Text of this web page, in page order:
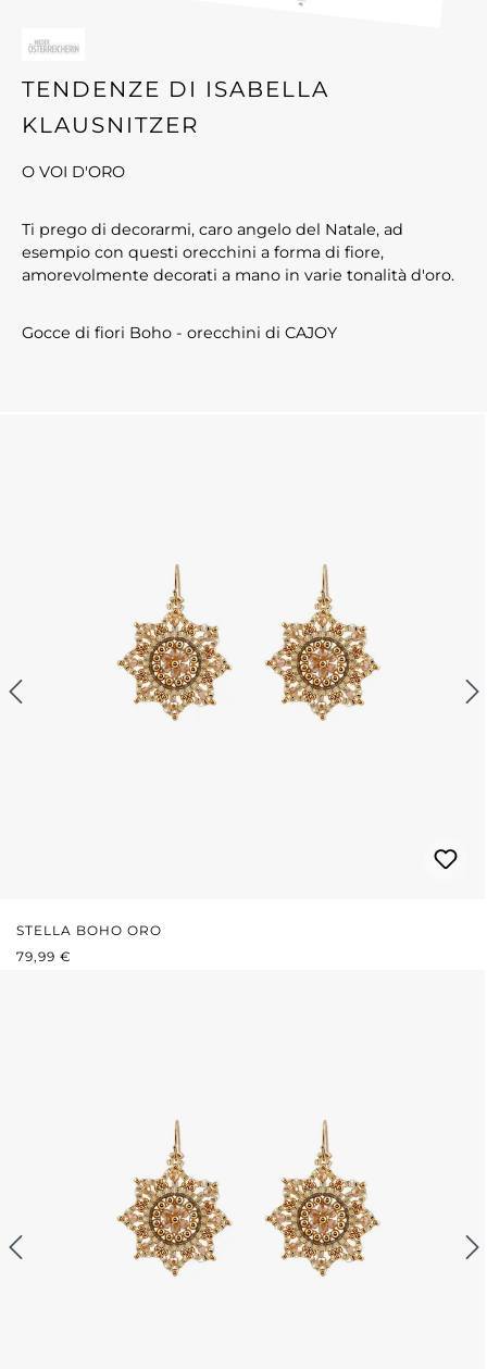
TENDENZE DI ISABELLA
KLAUSNITZER
O VOI D'ORO
Ti prego di decorarmi, caro angelo del Natale, ad
esempio con questi orecchini a forma di fiore,
amorevolmente decorati a mano in varie tonalità d'oro.
Gocce di fiori Boho - orecchini di CAJOY
STELLA BOHO ORO
PREZZO NORMALE:
79,99 €